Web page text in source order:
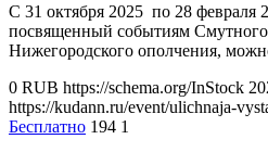
С 31 октября 2025 по 28 февраля
посвященный событиям
Нижегородского ополчения,
0 RUB https://schema.org/InStock
https://kudann.ru/event/ulichnaja-
Бесплатно 194 1